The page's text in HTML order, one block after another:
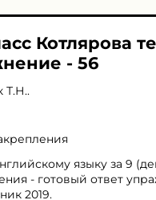
Котлярова
- 56
Т.Н..
языку за 9
- готовый ответ
2019.